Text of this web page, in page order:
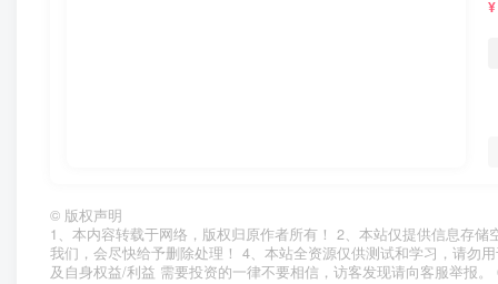
¥
© 版权声明
1、本内容转载于网络，版权归原作者所有！ 2、本站仅提供信息存
我们，会尽快给予删除处理！ 4、本站全资源仅供测试和学习，请勿
及自身权益/利益 需要投资的一律不要相信，访客发现请向客服举报